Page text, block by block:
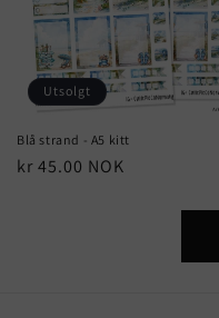
Utsolgt
Blå strand - A5 kitt
Vanlig
kr 45.00 NOK